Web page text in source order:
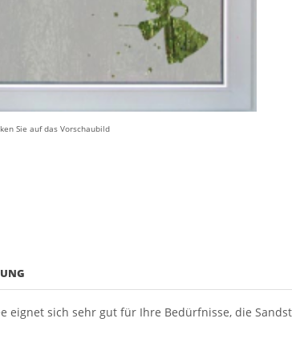
Sie auf das Vorschaubild
eignet sich sehr gut für Ihre Bedürfnisse, die